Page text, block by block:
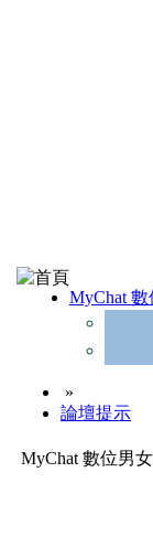
MyChat
»
論壇提示
MyChat 數位男